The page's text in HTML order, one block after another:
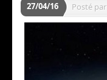
27/04/16 Posté par